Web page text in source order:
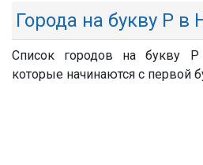
Города на букву Р в
Список городов на букву Р
которые начинаются с первой